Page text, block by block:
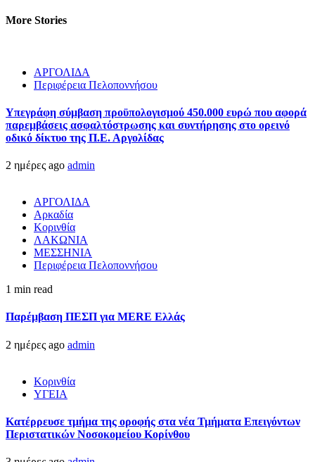
More Stories
ΑΡΓΟΛΙΔΑ
Περιφέρεια Πελοποννήσου
Υπεγράφη σύμβαση προϋπολογισμού 450.000 ευρώ που αφορά
παρεμβάσεις ασφαλτόστρωσης και συντήρησης στο ορεινό
οδικό δίκτυο της Π.Ε. Αργολίδας
2 ημέρες ago admin
ΑΡΓΟΛΙΔΑ
Αρκαδία
Κορινθία
ΛΑΚΩΝΙΑ
ΜΕΣΣΗΝΙΑ
Περιφέρεια Πελοποννήσου
1 min read
Παρέμβαση ΠΕΣΠ για MERE Ελλάς
2 ημέρες ago admin
Κορινθία
ΥΓΕΙΑ
Kατέρρευσε τμήμα της οροφής στα νέα Τμήματα Επειγόντων
Περιστατικών Νοσοκομείου Κορίνθου